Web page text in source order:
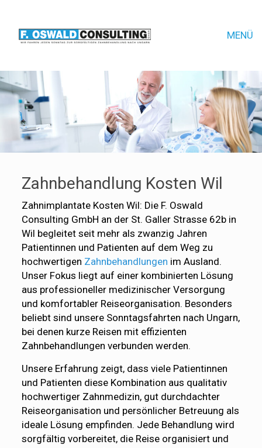
MENÜ
Zahnbehandlung Kosten Wil
Zahnimplantate Kosten Wil: Die F. Oswald
Consulting GmbH an der St. Galler Strasse 62b in
Wil begleitet seit mehr als zwanzig Jahren
Patientinnen und Patienten auf dem Weg zu
hochwertigen Zahnbehandlungen im Ausland.
Unser Fokus liegt auf einer kombinierten Lösung
aus professioneller medizinischer Versorgung
und komfortabler Reiseorganisation. Besonders
beliebt sind unsere Sonntagsfahrten nach Ungarn,
bei denen kurze Reisen mit effizienten
Zahnbehandlungen verbunden werden.
Unsere Erfahrung zeigt, dass viele Patientinnen
und Patienten diese Kombination aus qualitativ
hochwertiger Zahnmedizin, gut durchdachter
Reiseorganisation und persönlicher Betreuung als
ideale Lösung empfinden. Jede Behandlung wird
sorgfältig vorbereitet, die Reise organisiert und